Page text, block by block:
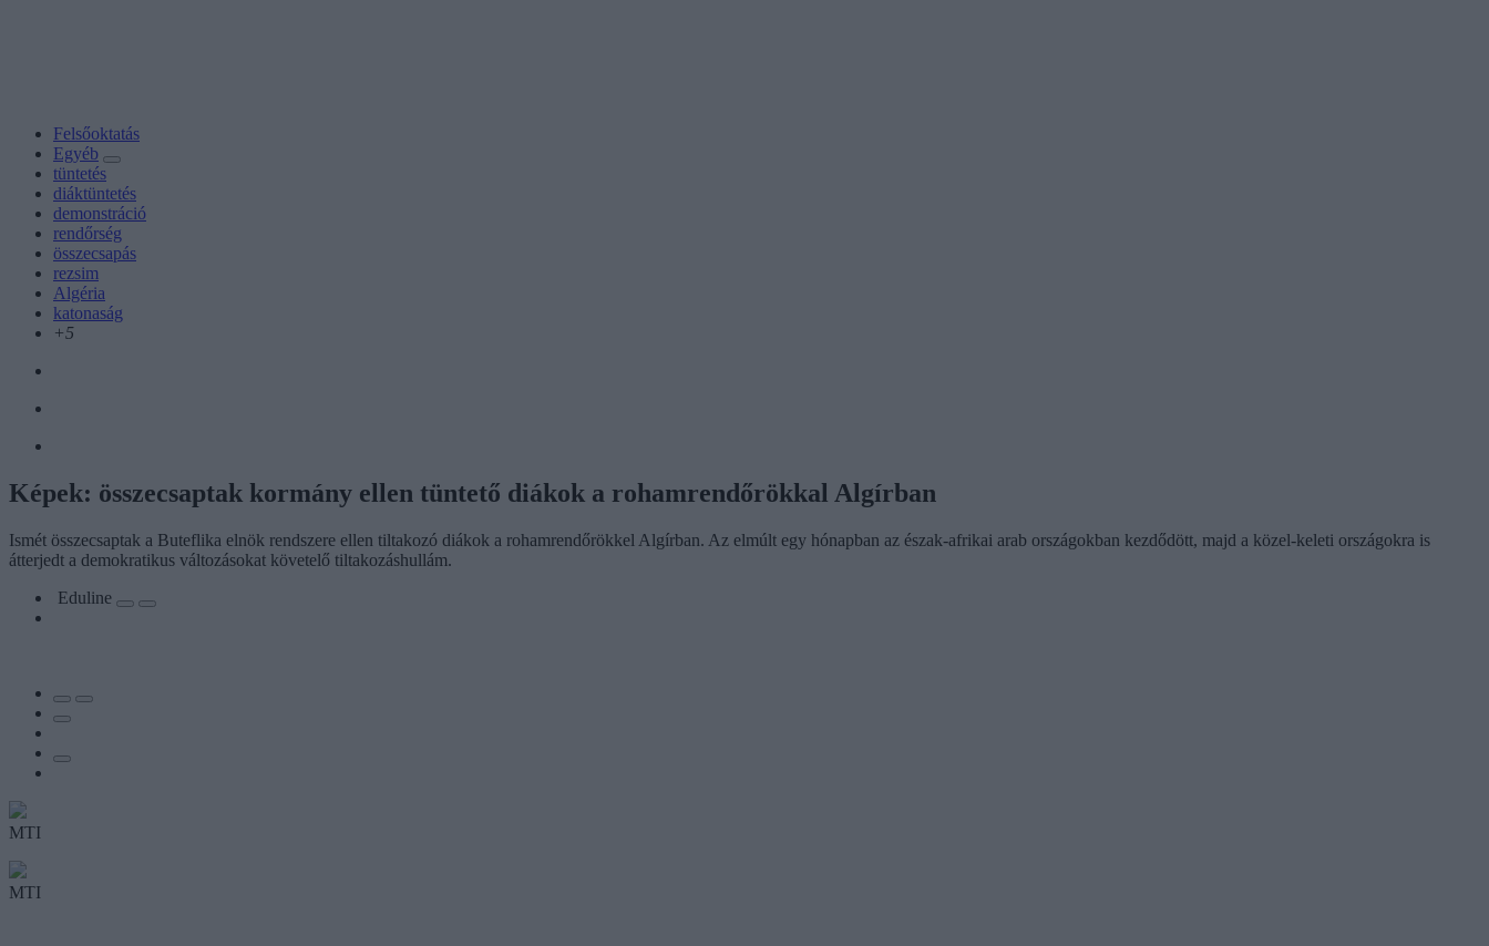
Felsőoktatás
Egyéb
tüntetés
diáktüntetés
demonstráció
rendőrség
összecsapás
rezsim
Algéria
katonaság
+5
Képek: összecsaptak kormány ellen tüntető diákok a rohamrendőrökkal Algírban
Ismét összecsaptak a Buteflika elnök rendszere ellen tiltakozó diákok a rohamrendőrökkel Algírban. Az elmúlt egy hónapban az észak-afrikai arab országokban kezdődött, majd a közel-keleti országokra is
átterjedt a demokratikus változásokat követelő tiltakozáshullám.
Eduline
MTI
MTI